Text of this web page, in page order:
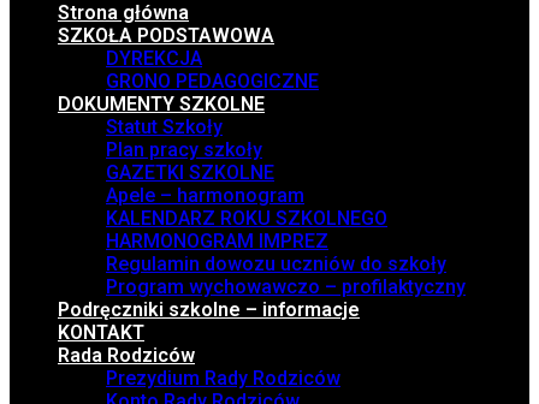
Strona główna
SZKOŁA PODSTAWOWA
DYREKCJA
GRONO PEDAGOGICZNE
DOKUMENTY SZKOLNE
Statut Szkoły
Plan pracy szkoły
GAZETKI SZKOLNE
Apele – harmonogram
KALENDARZ ROKU SZKOLNEGO
HARMONOGRAM IMPREZ
Regulamin dowozu uczniów do szkoły
Program wychowawczo – profilaktyczny
Podręczniki szkolne – informacje
KONTAKT
Rada Rodziców
Prezydium Rady Rodziców